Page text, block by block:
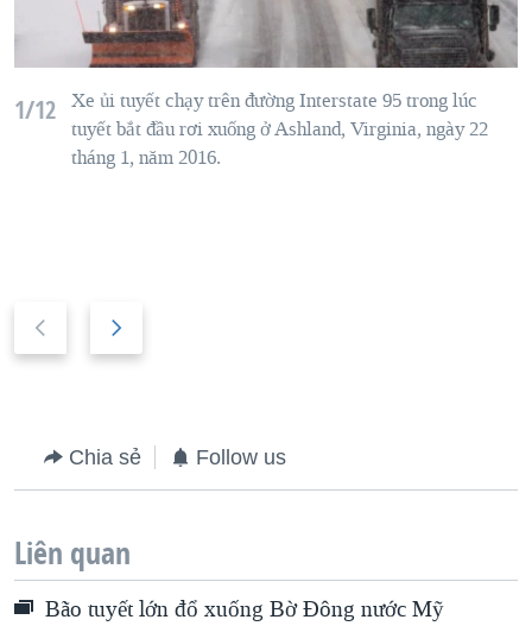
1/12 Xe ủi tuyết chạy trên đườngInterstate 95 trong lúc
tuyết bắt đầu rơi xuống ởAshland, Virginia, ngày 22
tháng 1, năm 2016.
r
o
s
s
e
s
l
d
e
Chia sẻ Follow us
Liên quan
Bão tuyết lớn đổ xuống Bờ Đông nước Mỹ